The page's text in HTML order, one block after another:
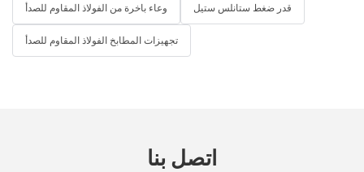
وعاء باخرة من الفولاذ المقاوم للصدأ قدر ضغط ستانلس ستيل
تجهيزات المطابخ الفولاذ المقاوم للصدأ
اتصل بنا